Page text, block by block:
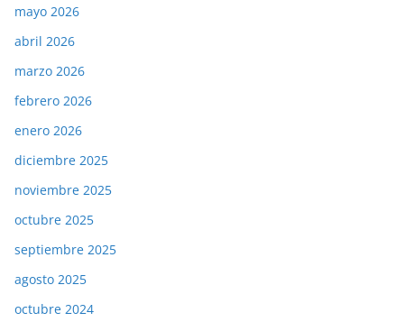
mayo 2026
abril 2026
marzo 2026
febrero 2026
enero 2026
diciembre 2025
noviembre 2025
octubre 2025
septiembre 2025
agosto 2025
octubre 2024